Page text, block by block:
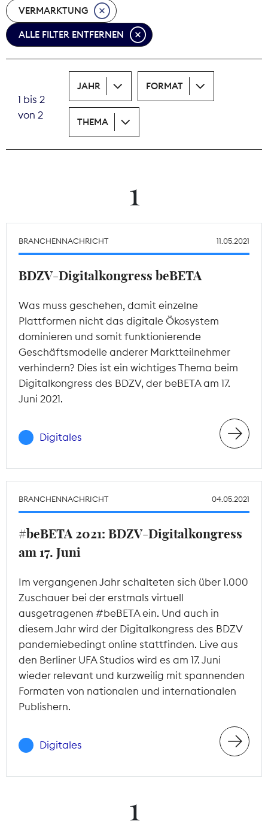
Pressefreiheit
Print
Recht
Tarifpolitik
Theodor-Wolff-Preis
Mitgliederbereich
VERMARKTUNG
ALLE FILTER ENTFERNEN
1 bis 2
von 2
JAHR FORMAT
THEMA
1
BRANCHENNACHRICHT 11.05.2021
BDZV-Digitalkongress beBETA
Was muss geschehen, damit einzelne
Plattformen nicht das digitale Ökosystem
dominieren und somit funktionierende
Geschäftsmodelle anderer Marktteilnehmer
verhindern? Dies ist ein wichtiges Thema beim
Digitalkongress des BDZV, der beBETA am 17.
Juni 2021.
Digitales
BRANCHENNACHRICHT 04.05.2021
#beBETA 2021: BDZV-Digitalkongress
am 17. Juni
Im vergangenen Jahr schalteten sich über 1.000
Zuschauer bei der erstmals virtuell
ausgetragenen #beBETA ein. Und auch in
diesem Jahr wird der Digitalkongress des BDZV
pandemiebedingt online stattfinden. Live aus
den Berliner UFA Studios wird es am 17. Juni
wieder relevant und kurzweilig mit spannenden
Formaten von nationalen und internationalen
Publishern.
Digitales
1